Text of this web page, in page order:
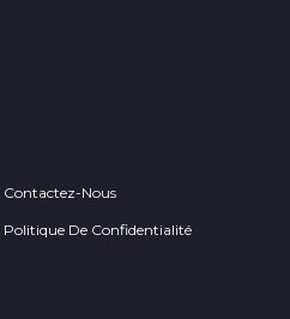
Contactez-Nous
Politique De Confidentialité